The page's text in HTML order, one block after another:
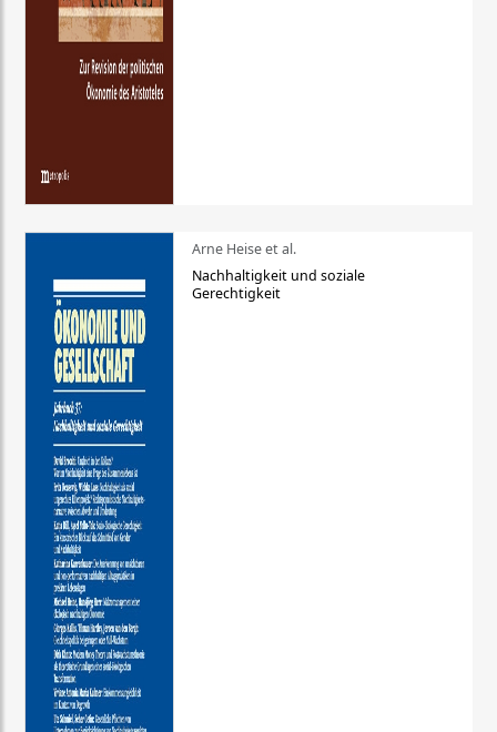
Arne Heise et al.
Nachhaltigkeit und soziale
Gerechtigkeit